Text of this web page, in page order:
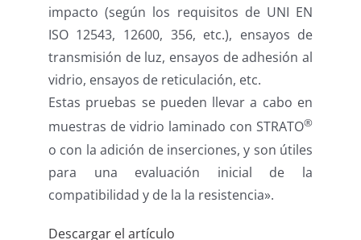
impacto (según los requisitos de UNI EN
ISO 12543, 12600, 356, etc.), ensayos de
transmisión de luz, ensayos de adhesión al
vidrio, ensayos de reticulación, etc.
Estas pruebas se pueden llevar a cabo en
muestras de vidrio laminado con STRATO®
o con la adición de inserciones, y son útiles
para una evaluación inicial de la
compatibilidad y de la la resistencia».
Descargar el artículo